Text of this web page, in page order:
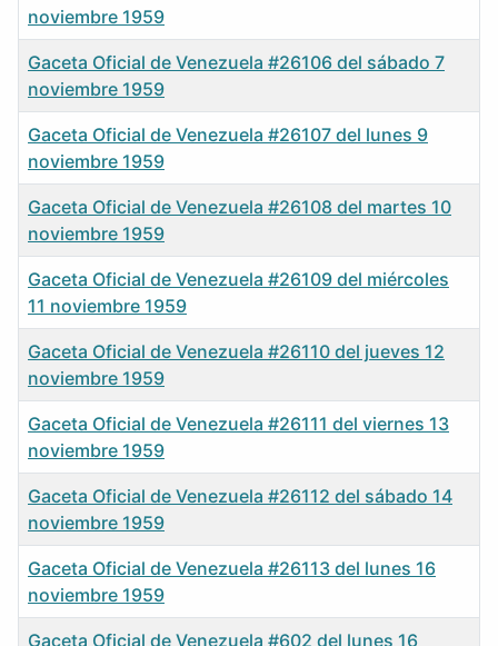
noviembre 1959
Gaceta Oficial de Venezuela #26106 del sábado 7
noviembre 1959
Gaceta Oficial de Venezuela #26107 del lunes 9
noviembre 1959
Gaceta Oficial de Venezuela #26108 del martes 10
noviembre 1959
Gaceta Oficial de Venezuela #26109 del miércoles
11 noviembre 1959
Gaceta Oficial de Venezuela #26110 del jueves 12
noviembre 1959
Gaceta Oficial de Venezuela #26111 del viernes 13
noviembre 1959
Gaceta Oficial de Venezuela #26112 del sábado 14
noviembre 1959
Gaceta Oficial de Venezuela #26113 del lunes 16
noviembre 1959
Gaceta Oficial de Venezuela #602 del lunes 16